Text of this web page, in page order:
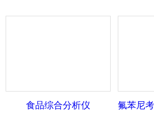
食品综合分析仪